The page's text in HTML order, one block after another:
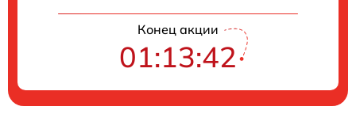
Конец акции
01:13:41